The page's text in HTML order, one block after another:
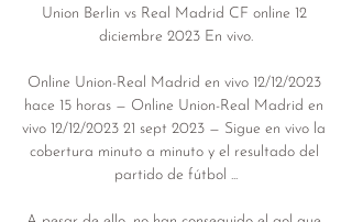
Union Berlin vs Real Madrid CF online 12
diciembre 2023 En vivo.
Online Union-Real Madrid en vivo 12/12/2023
hace 15 horas — Online Union-Real Madrid en
vivo 12/12/2023 21 sept 2023 — Sigue en vivo la
cobertura minuto a minuto y el resultado del
partido de fútbol ...